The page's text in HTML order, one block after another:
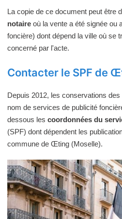
La copie de ce document peut être
notaire où la vente a été signée ou
foncière) dont dépend la ville où se
concerné par l'acte.
Contacter le SPF de
Depuis 2012, les conservations
nom de services de publicité
dessous les coordonnées du
(SPF) dont dépendent les
commune de Œting (Moselle).